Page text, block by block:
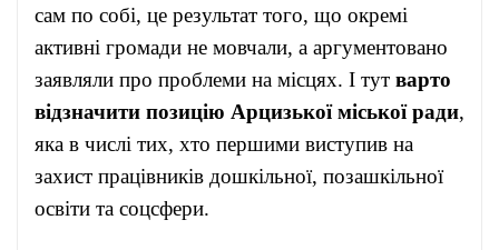
сам по собі, це результат того, що окремі
активні громади не мовчали, а аргументовано
заявляли про проблеми на місцях. І тут варто
відзначити позицію Арцизької міської ради,
яка в числі тих, хто першими виступив на
захист працівників дошкільної, позашкільної
освіти та соцсфери.